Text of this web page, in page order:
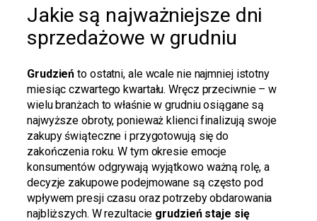
Jakie są najważniejsze dni
sprzedażowe w grudniu
Grudzień to ostatni, ale wcale nie najmniej istotny
miesiąc czwartego kwartału. Wręcz przeciwnie – w
wielu branżach to właśnie w grudniu osiągane są
najwyższe obroty, ponieważ klienci finalizują swoje
zakupy świąteczne i przygotowują się do
zakończenia roku. W tym okresie emocje
konsumentów odgrywają wyjątkowo ważną rolę, a
decyzje zakupowe podejmowane są często pod
wpływem presji czasu oraz potrzeby obdarowania
najbliższych. W rezultacie grudzień staje się